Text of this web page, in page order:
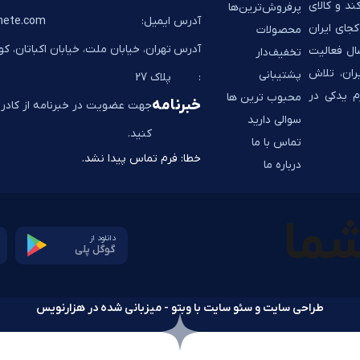
و کالای
ایران
به شما تحویل می‌دهد. به پشتوانه 14 سال فعالیت
تلاش
یدکی در
پرفروش‌ترین‌ها
محصولات
تخفیف‌دار
پشتیبانی
محبوب ترین ها
سوالی دارید
تماس با ما
درباره ما
آدرس ایمیل:
آدرس
:
تهران، خیابان ملت، خیابان اکباتان،
پلاک 27
خبرنامهجهت عضویت در خبرنامه از کادر
کنید.
خطا: فرم تماس پیدا نشد.
دانلود از
گوگل پلی
طراحی سایت و سئو سایت با وبتو - میزبانی شده در هزارنویس